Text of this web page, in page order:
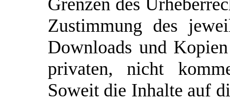
Grenzen des
Zustimmung des
Downloads und
privaten, nicht
Soweit die Inhalte auf